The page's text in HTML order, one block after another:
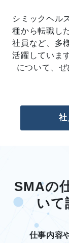
シミックヘル
種から転職し
社員など、多
活躍していま
について、
社
SMAの
いて
仕事内容